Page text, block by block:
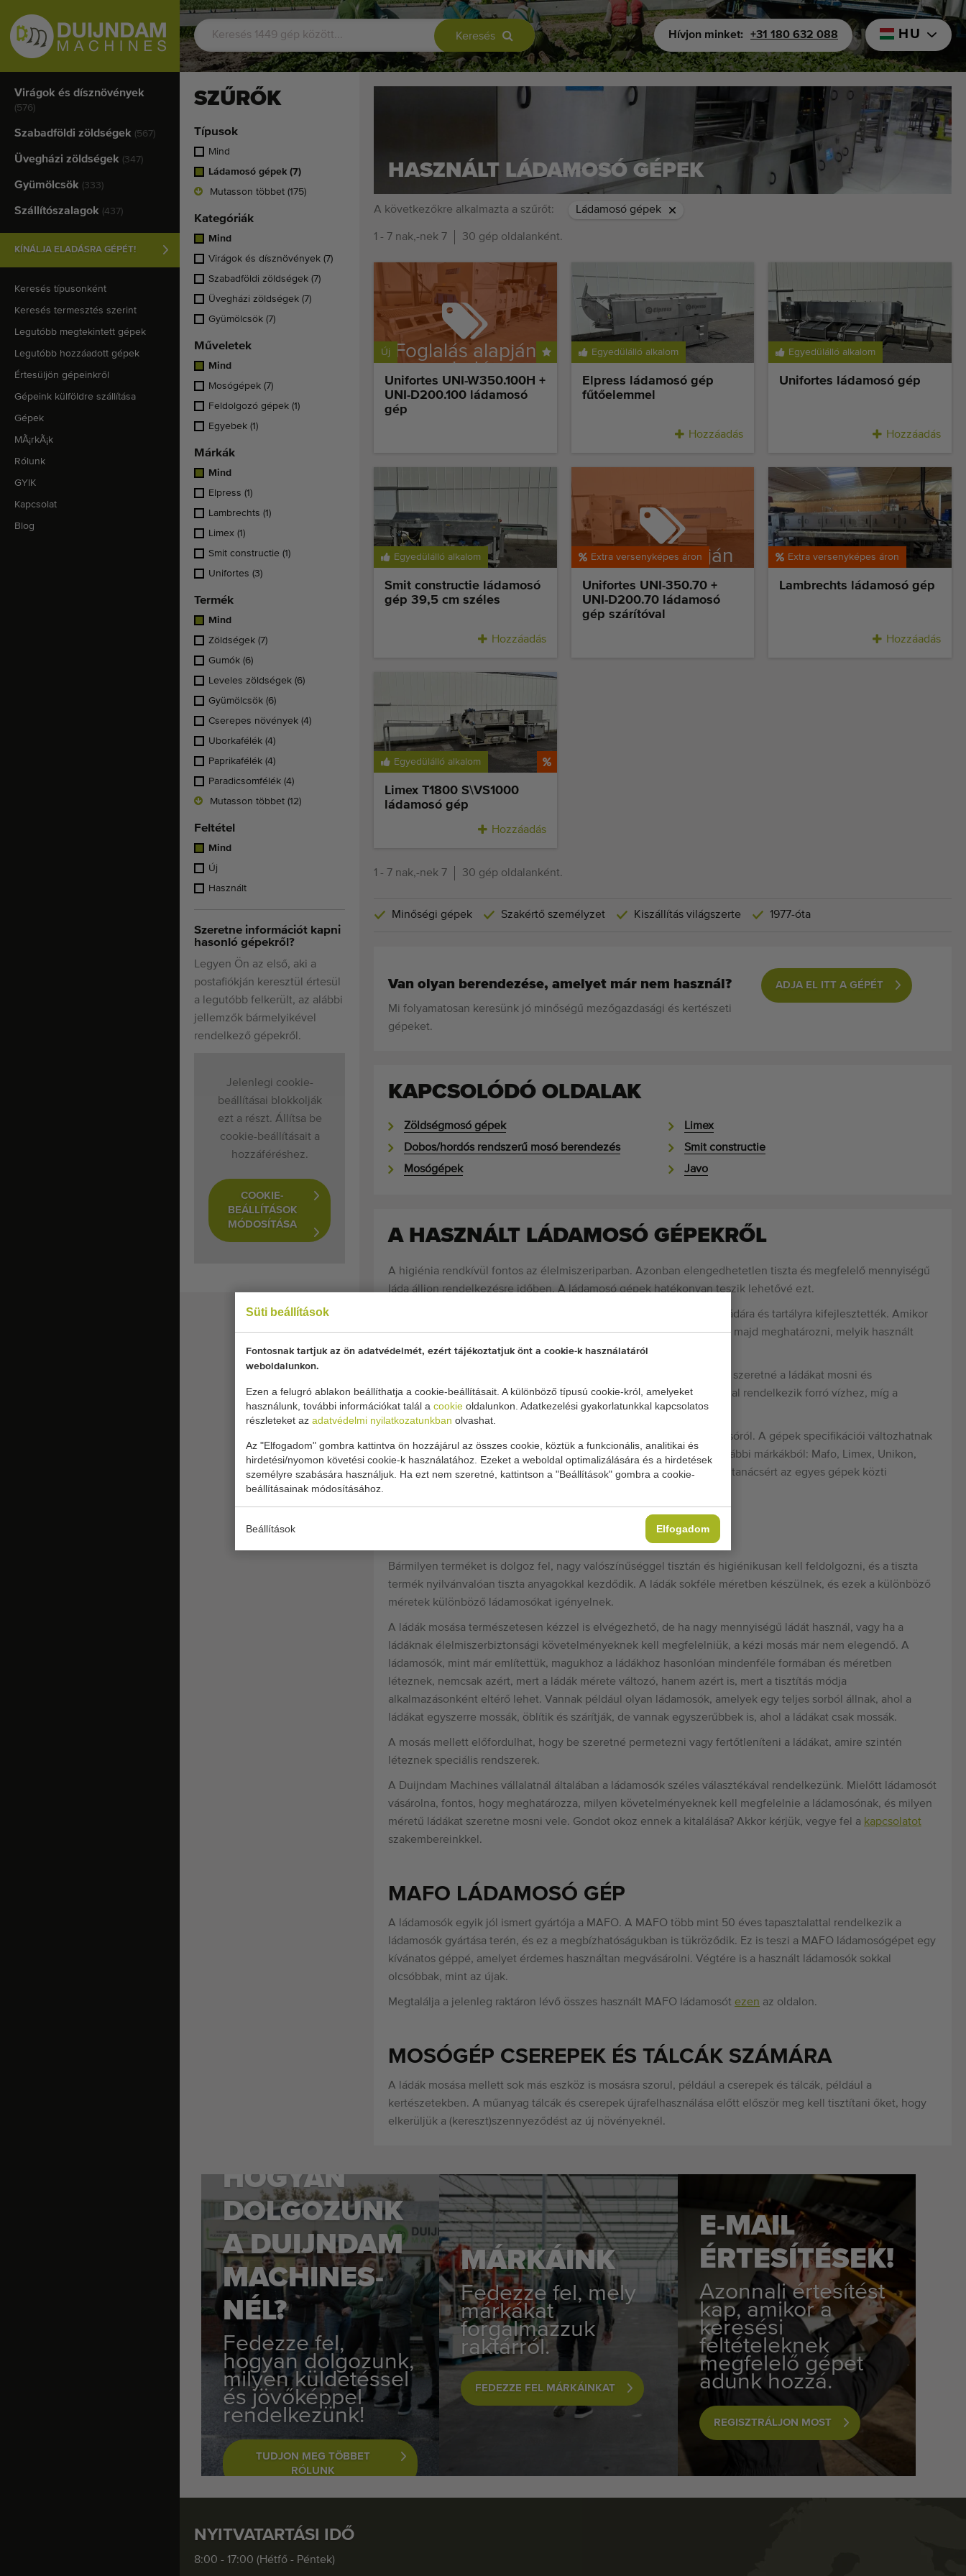
Süti beállítások
Fontosnak tartjuk az ön adatvédelmét, ezért tájékoztatjuk önt a cookie-k használatáról
weboldalunkon.
Ezen a felugró ablakon beállíthatja a cookie-beállításait. A különböző típusú cookie-król, amelyeket
használunk, további információkat talál a cookie oldalunkon. Adatkezelési gyakorlatunkkal kapcsolatos
részleteket az adatvédelmi nyilatkozatunkban olvashat.
Az "Elfogadom" gombra kattintva ön hozzájárul az összes cookie, köztük a funkcionális, analitikai és
hirdetési/nyomon követési cookie-k használatához. Ezeket a weboldal optimalizálására és a hirdetések
személyre szabására használjuk. Ha ezt nem szeretné, kattintson a "Beállítások" gombra a cookie-
beállításainak módosításához.
Beállítások Elfogadom
Virágok és dísznövények
(576)
Szabadföldi zöldségek (567)
Üvegházi zöldségek (347)
Gyümölcsök (333)
Szállítószalagok (437)
KÍNÁLJA ELADÁSRA GÉPÉT!
Keresés típusonként
Keresés termesztés szerint
Legutóbb megtekintett gépek
Legutóbb hozzáadott gépek
Értesüljön gépeinkről
Gépeink külföldre szállítása
Gépek
MÃ¡rkÃ¡k
Rólunk
GYIK
Kapcsolat
Blog
Keresés HU
Hívjon minket: +31 180 632 088
SZŰRŐK
Típusok
Mind
Ládamosó gépek (7)
Mutasson többet (175)
Kategóriák
Mind
Virágok és dísznövények (7)
Szabadföldi zöldségek (7)
Üvegházi zöldségek (7)
Gyümölcsök (7)
Műveletek
Mind
Mosógépek (7)
Feldolgozó gépek (1)
Egyebek (1)
Márkák
Mind
Elpress (1)
Lambrechts (1)
Limex (1)
Smit constructie (1)
Unifortes (3)
Termék
Mind
Zöldségek (7)
Gumók (6)
Leveles zöldségek (6)
Gyümölcsök (6)
Cserepes növények (4)
Uborkafélék (4)
Paprikafélék (4)
Paradicsomfélék (4)
Mutasson többet (12)
Feltétel
Mind
Új
Használt
Szeretne információt kapni
hasonló gépekről?
Legyen Ön az első, aki a
postafiókján keresztül értesül
a legutóbb felkerült, az alábbi
jellemzők bármelyikével
rendelkező gépekről.
Jelenlegi cookie-
beállításai blokkolják
ezt a részt. Állítsa be
cookie-beállításait a
hozzáféréshez.
COOKIE-
BEÁLLÍTÁSOK
MÓDOSÍTÁSA
HASZNÁLT LÁDAMOSÓ GÉPEK
A következőkre alkalmazta a szűrőt: Ládamosó gépek
1 - 7 nak,-nek 7 30 gép oldalanként.
Új
Foglalás alapján
eladó
Unifortes UNI-W350.100H +
UNI-D200.100 ládamosó
gép
Egyedülálló alkalom
Elpress ládamosó gép
fűtőelemmel
Hozzáadás
Egyedülálló alkalom
Unifortes ládamosó gép
Hozzáadás
Egyedülálló alkalom
Smit constructie ládamosó
gép 39,5 cm széles
Hozzáadás
Extra versenyképes áron
Foglalás alapján
eladó
Unifortes UNI-350.70 +
UNI-D200.70 ládamosó
gép szárítóval
Extra versenyképes áron
Lambrechts ládamosó gép
Hozzáadás
Egyedülálló alkalom
Limex T1800 S\VS1000
ládamosó gép
Hozzáadás
1 - 7 nak,-nek 7 30 gép oldalanként.
Minőségi gépek Szakértő személyzet Kiszállítás világszerte 1977-óta
Van olyan berendezése, amelyet már nem használ?
Mi folyamatosan keresünk jó minőségű mezőgazdasági és kertészeti
gépeket.
ADJA EL ITT A GÉPÉT
KAPCSOLÓDÓ OLDALAK
Zöldségmosó gépek
Dobos/hordós rendszerű mosó berendezés
Mosógépek
Limex
Smit constructie
Javo
A HASZNÁLT LÁDAMOSÓ GÉPEKRŐL
A higiénia rendkívül fontos az élelmiszeriparban. Azonban elengedhetetlen tiszta és megfelelő mennyiségű
láda álljon rendelkezésre időben. A ládamosó gépek hatékonyan teszik lehetővé ezt.
A rozsdamentes acélból készült ládamosókat szinte minden típusú ládára és tartályra kifejlesztették. Amikor
egy használt ládamosót választ, fontos elkezdeni a ládák méreteivel, majd meghatározni, melyik használt
ládamosók alkalmasak rájuk.
Fontos még figyelembe venni a szükséges kapacitást és azt, hogyan szeretné a ládákat mosni és
fertőtleníteni. Néhány ipari ládamosó saját fűtőelemmel vagy kazánnal rendelkezik forró vízhez, míg a
tálcamosóknak szárítója lehet.
Ezen az oldalon áttekintést talál az összes elérhető használt ládamosóról. A gépek specifikációi változhatnak
a típus és a márka szerint. Gyakran rendelkezünk ládamosókkal az alábbi márkákból: Mafo, Limex, Unikon,
Hobart, Numafa, Aliias, Vitech. Forduljon az egyik munkatársunkhoz tanácsért az egyes gépek közti
Bármilyen terméket is dolgoz fel, nagy valószínűséggel tisztán és higiénikusan kell feldolgozni, és a tiszta
termék nyilvánvalóan tiszta anyagokkal kezdődik. A ládák sokféle méretben készülnek, és ezek a különböző
méretek különböző ládamosókat igényelnek.
A ládák mosása természetesen kézzel is elvégezhető, de ha nagy mennyiségű ládát használ, vagy ha a
ládáknak élelmiszerbiztonsági követelményeknek kell megfelelniük, a kézi mosás már nem elegendő. A
ládamosók, mint már említettük, magukhoz a ládákhoz hasonlóan mindenféle formában és méretben
léteznek, nemcsak azért, mert a ládák mérete változó, hanem azért is, mert a tisztítás módja
alkalmazásonként eltérő lehet. Vannak például olyan ládamosók, amelyek egy teljes sorból állnak, ahol a
ládákat egyszerre mossák, öblítik és szárítják, de vannak egyszerűbbek is, ahol a ládákat csak mossák.
A mosás mellett előfordulhat, hogy be szeretné permetezni vagy fertőtleníteni a ládákat, amire szintén
léteznek speciális rendszerek.
A Duijndam Machines vállalatnál általában a ládamosók széles választékával rendelkezünk. Mielőtt ládamosót
vásárolna, fontos, hogy meghatározza, milyen követelményeknek kell megfelelnie a ládamosónak, és milyen
méretű ládákat szeretne mosni vele. Gondot okoz ennek a kitalálása? Akkor kérjük, vegye fel a kapcsolatot
szakembereinkkel.
MAFO LÁDAMOSÓ GÉP
A ládamosók egyik jól ismert gyártója a MAFO. A MAFO több mint 50 éves tapasztalattal rendelkezik a
ládamosók gyártása terén, és ez a megbízhatóságukban is tükröződik. Ez is teszi a MAFO ládamosógépet egy
kívánatos géppé, amelyet érdemes használtan megvásárolni. Végtére is a használt ládamosók sokkal
olcsóbbak, mint az újak.
Megtalálja a jelenleg raktáron lévő összes használt MAFO ládamosót ezen az oldalon.
MOSÓGÉP CSEREPEK ÉS TÁLCÁK SZÁMÁRA
A ládák mosása mellett sok más eszköz is mosásra szorul, például a cserepek és tálcák, például a
kertészetekben. A műanyag tálcák és cserepek újrafelhasználása előtt először meg kell tisztítani őket, hogy
elkerüljük a (kereszt)szennyeződést az új növényeknél.
HOGYAN
DOLGOZUNK
A DUIJNDAM
MACHINES-
NÉL?
Fedezze fel,
hogyan dolgozunk,
milyen küldetéssel
és jövőképpel
rendelkezünk!
TUDJON MEG TÖBBET
RÓLUNK
MÁRKÁINK
Fedezze fel, mely
márkákat
forgalmazzuk
raktárról.
FEDEZZE FEL MÁRKÁINKAT
E-MAIL
ÉRTESÍTÉSEK!
Azonnali értesítést
kap, amikor a
keresési
feltételeknek
megfelelő gépet
adunk hozzá.
REGISZTRÁLJON MOST
NYITVATARTÁSI IDŐ
8:00 - 17:00 (Hétfő - Péntek)